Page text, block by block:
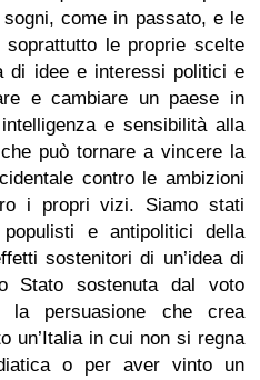
come in passato, e le
le proprie scelte
di idee e interessi politici e
e cambiare un paese in
e sensibilità alla
può tornare a vincere la
contro le ambizioni
i propri vizi. Siamo stati
populisti e antipolitici della
sostenitori di un’idea di
Stato sostenuta dal voto
la persuasione che crea
un’Italia in cui non si regna
o per aver vinto un